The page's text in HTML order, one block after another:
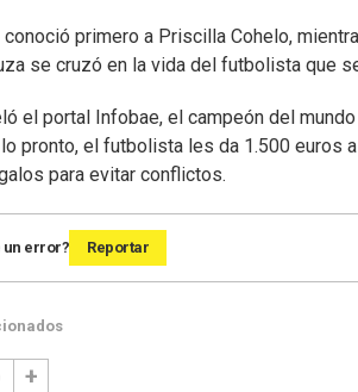
conoció primero a Priscilla Cohelo,
se cruzó en la vida del futbolista que
el portal Infobae, el campeón del
pronto, el futbolista les da 1.500 euros
para evitar conflictos.
un error? Reportar